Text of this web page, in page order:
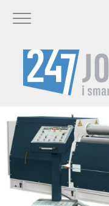
Toggle navigation